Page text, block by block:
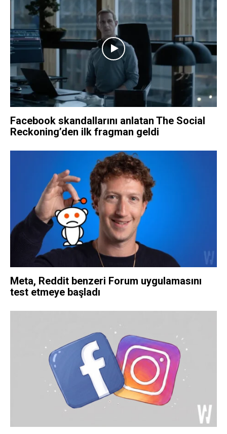
Facebook skandallarını anlatan The Social
Reckoning’den ilk fragman geldi
Meta, Reddit benzeri Forum uygulamasını
test etmeye başladı